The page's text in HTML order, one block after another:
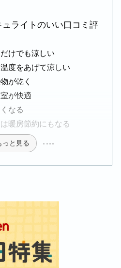
ュライトのいい口コミ評
けでも涼しい
度をあげて涼しい
が乾く
が快適
なる
暖房節約にもなる
っと見る